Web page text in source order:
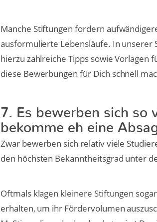
Manche Stiftungen fordern
ausformulierte Lebensläufe. In unserer
hierzu zahlreiche Tipps sowie Vorlagen
diese Bewerbungen für Dich schnell
7. Es bewerben sich so
bekomme eh eine
Zwar bewerben sich relativ viele
den höchsten Bekanntheitsgrad unter
Oftmals klagen kleinere Stiftungen
erhalten, um ihr Fördervolumen